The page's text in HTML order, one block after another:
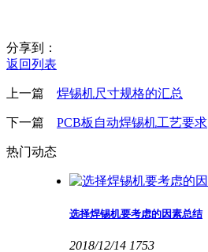
分享到：
返回列表
上一篇 焊锡机尺寸规格的汇总
下一篇 PCB板自动焊锡机工艺要求
热门动态
选择焊锡机要考虑的因素总结
2018/12/14 1753